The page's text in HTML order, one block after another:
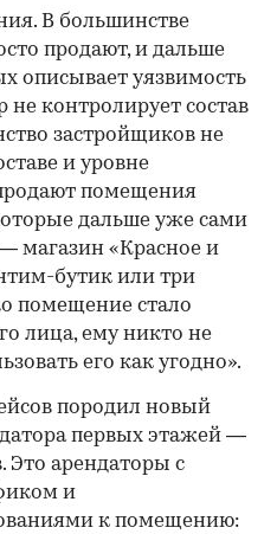
В большинстве
продают, и дальше
описывает уязвимость
не контролирует состав
застройщиков не
и уровне
помещения
дальше уже сами
магазин «Красное и
бутик или три
помещение стало
лица, ему никто не
его как угодно».
породил новый
первых этажей —
Это арендаторы с
и
к помещению: